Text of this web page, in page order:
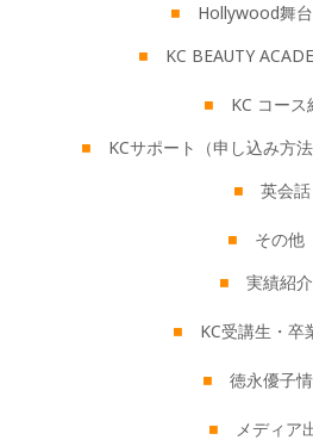
Hollywood舞
KC BEAUTY
KC コース
KCサポート（申し込み方
英会話
その他
実績紹介
KC受講生・卒
徳永優子
メディア